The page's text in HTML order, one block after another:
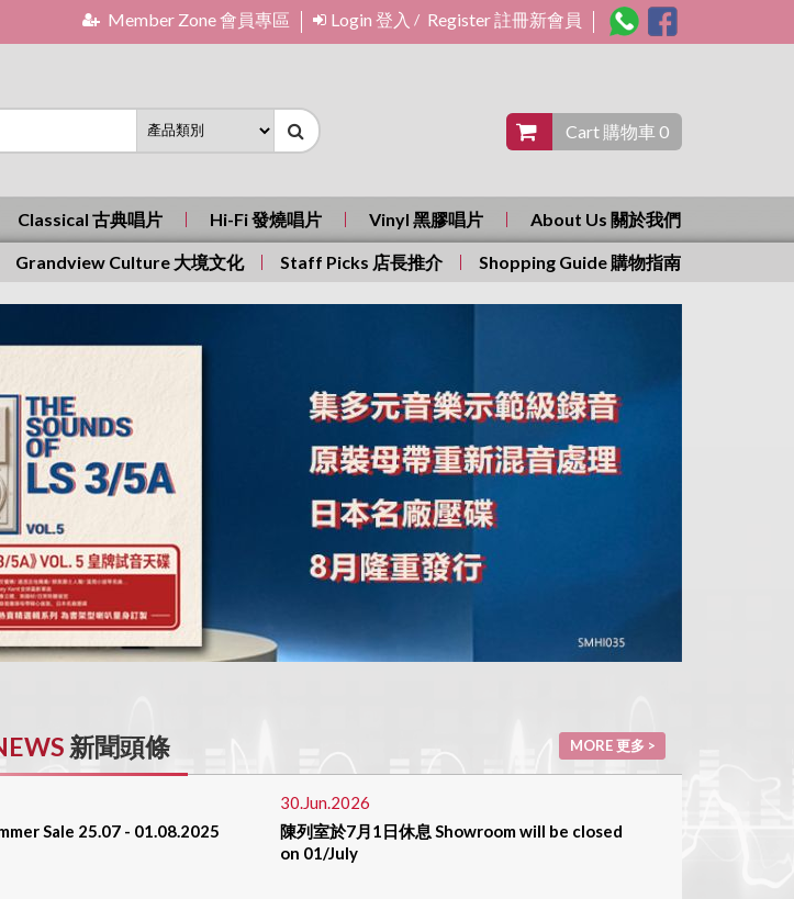
Member Zone 會員專區 Login 登入 / Register 註冊新會員
Cart 購物車 0
Classical 古典唱片 Hi-Fi 發燒唱片 Vinyl 黑膠唱片 About Us 關於我們
Grandview Culture 大境文化 Staff Picks 店長推介 Shopping Guide 購物指南
新聞頭條
Sale 25.07 - 01.08.2025
30.Jun.2026
陳列室於7月1日休息 Showroom will be closed
on 01/July
MORE 更多 >